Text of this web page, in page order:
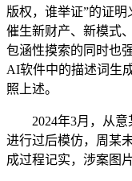
版权，谁举证”的证
催生新财产、新模式
包涵性摸索的同时也
AI软件中的描述词生
照上述。
2024年3月，从意
进行过后模仿，周某
成过程记实，涉案图